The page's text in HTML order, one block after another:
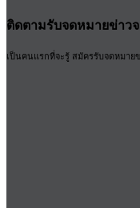
ติดตามรับจดหมายข่าวจ
เป็นคนแรกที่จะรู้ สมัครรับจดหมาย